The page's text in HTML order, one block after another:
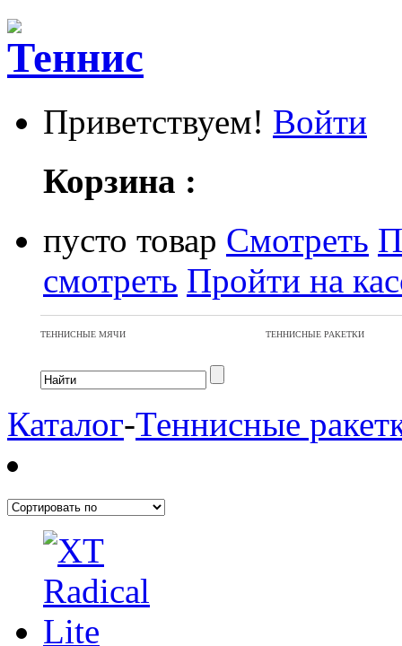
Приветствуем! Войти
Корзина :
пусто товар Смотреть
смотреть Пройти на
ТЕННИСНЫЕ МЯЧИ ТЕННИСНЫЕ РАКЕТКИ
Каталог-Теннисные